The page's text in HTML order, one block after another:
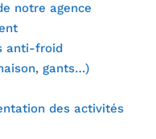
notre agence
anti-froid
gants…)
des activités